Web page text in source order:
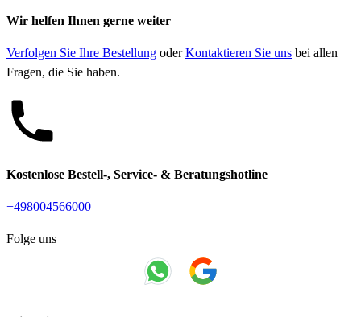
Wir helfen Ihnen gerne weiter
Verfolgen Sie Ihre Bestellung oderKontaktieren Sie uns bei allen
Fragen, die Sie haben.
Kostenlose Bestell-, Service- & Beratungshotline
+498004566000
Folge uns